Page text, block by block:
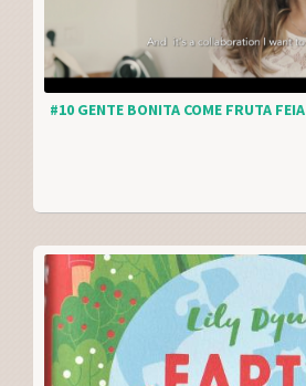
#10 GENTE BONITA COME FRUTA FEIA